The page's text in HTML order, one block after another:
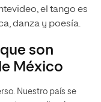
el tango es
danza y poesía.
son
México
Nuestro país se